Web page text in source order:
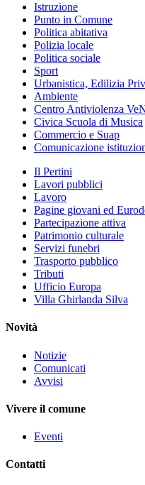
Istruzione
Punto in Comune
Politica abitativa
Polizia locale
Politica sociale
Sport
Urbanistica, Edilizia
Ambiente
Centro Antiviolenza
Civica Scuola di Musica
Commercio e Suap
Comunicazione
Il Pertini
Lavori pubblici
Lavoro
Pagine giovani ed
Partecipazione attiva
Patrimonio culturale
Servizi funebri
Trasporto pubblico
Tributi
Ufficio Europa
Villa Ghirlanda Silva
Novità
Notizie
Comunicati
Avvisi
Vivere il comune
Eventi
Contatti